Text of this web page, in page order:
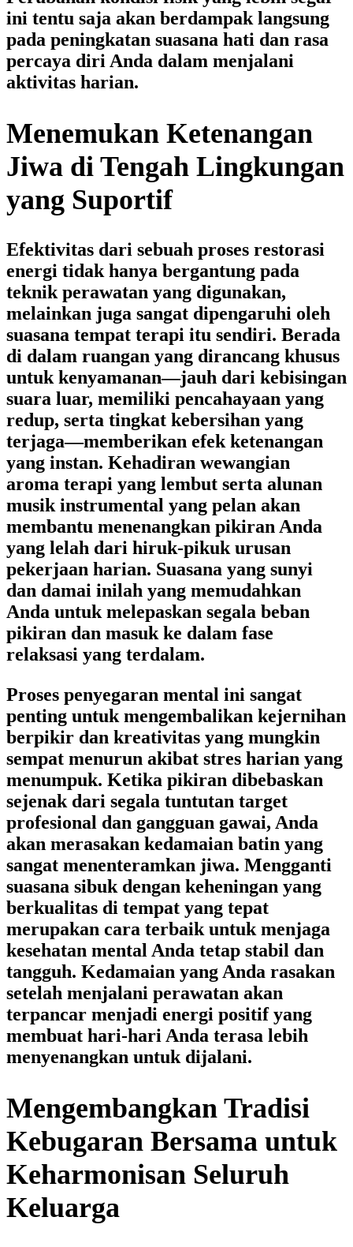
ini tentu saja akan berdampak langsung
pada peningkatan suasana hati dan rasa
percaya diri Anda dalam menjalani
aktivitas harian.
Menemukan Ketenangan
Jiwa di Tengah Lingkungan
yang Suportif
Efektivitas dari sebuah proses restorasi
energi tidak hanya bergantung pada
teknik perawatan yang digunakan,
melainkan juga sangat dipengaruhi oleh
suasana tempat terapi itu sendiri. Berada
di dalam ruangan yang dirancang khusus
untuk kenyamanan—jauh dari kebisingan
suara luar, memiliki pencahayaan yang
redup, serta tingkat kebersihan yang
terjaga—memberikan efek ketenangan
yang instan. Kehadiran wewangian
aroma terapi yang lembut serta alunan
musik instrumental yang pelan akan
membantu menenangkan pikiran Anda
yang lelah dari hiruk-pikuk urusan
pekerjaan harian. Suasana yang sunyi
dan damai inilah yang memudahkan
Anda untuk melepaskan segala beban
pikiran dan masuk ke dalam fase
relaksasi yang terdalam.
Proses penyegaran mental ini sangat
penting untuk mengembalikan kejernihan
berpikir dan kreativitas yang mungkin
sempat menurun akibat stres harian yang
menumpuk. Ketika pikiran dibebaskan
sejenak dari segala tuntutan target
profesional dan gangguan gawai, Anda
akan merasakan kedamaian batin yang
sangat menenteramkan jiwa. Mengganti
suasana sibuk dengan keheningan yang
berkualitas di tempat yang tepat
merupakan cara terbaik untuk menjaga
kesehatan mental Anda tetap stabil dan
tangguh. Kedamaian yang Anda rasakan
setelah menjalani perawatan akan
terpancar menjadi energi positif yang
membuat hari-hari Anda terasa lebih
menyenangkan untuk dijalani.
Mengembangkan Tradisi
Kebugaran Bersama untuk
Keharmonisan Seluruh
Keluarga